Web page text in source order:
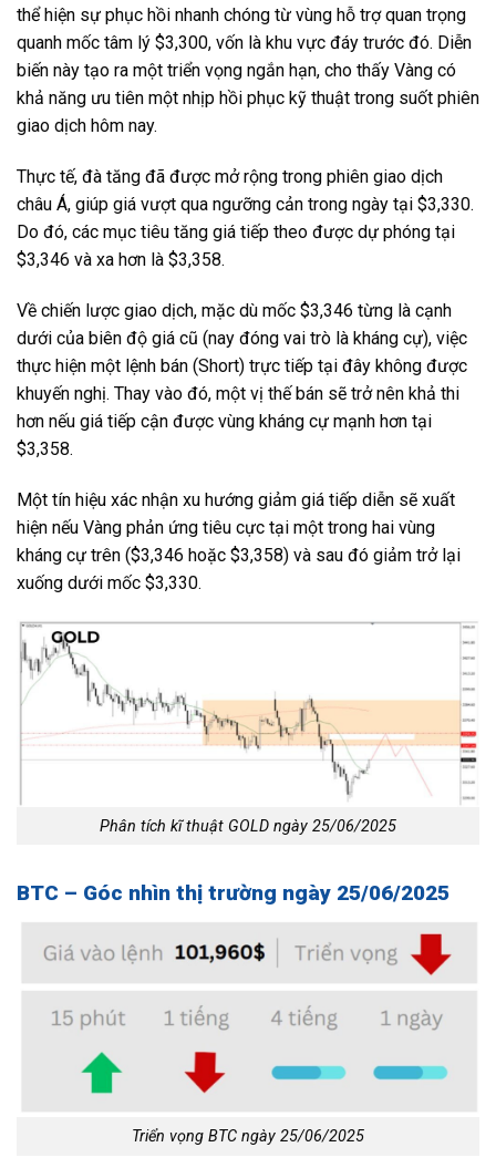
thể hiện sự phục hồi nhanh chóng từ vùng hỗ trợ quan trọng
quanh mốc tâm lý $3,300, vốn là khu vực đáy trước đó. Diễn
biến này tạo ra một triển vọng ngắn hạn, cho thấy Vàng có
khả năng ưu tiên một nhịp hồi phục kỹ thuật trong suốt phiên
giao dịch hôm nay.
Thực tế, đà tăng đã được mở rộng trong phiên giao dịch
châu Á, giúp giá vượt qua ngưỡng cản trong ngày tại $3,330.
Do đó, các mục tiêu tăng giá tiếp theo được dự phóng tại
$3,346 và xa hơn là $3,358.
Về chiến lược giao dịch, mặc dù mốc $3,346 từng là cạnh
dưới của biên độ giá cũ (nay đóng vai trò là kháng cự), việc
thực hiện một lệnh bán (Short) trực tiếp tại đây không được
khuyến nghị. Thay vào đó, một vị thế bán sẽ trở nên khả thi
hơn nếu giá tiếp cận được vùng kháng cự mạnh hơn tại
$3,358.
Một tín hiệu xác nhận xu hướng giảm giá tiếp diễn sẽ xuất
hiện nếu Vàng phản ứng tiêu cực tại một trong hai vùng
kháng cự trên ($3,346 hoặc $3,358) và sau đó giảm trở lại
xuống dưới mốc $3,330.
Phân tích kĩ thuật GOLD ngày 25/06/2025
BTC – Góc nhìn thị trường ngày 25/06/2025
Triển vọng BTC ngày 25/06/2025